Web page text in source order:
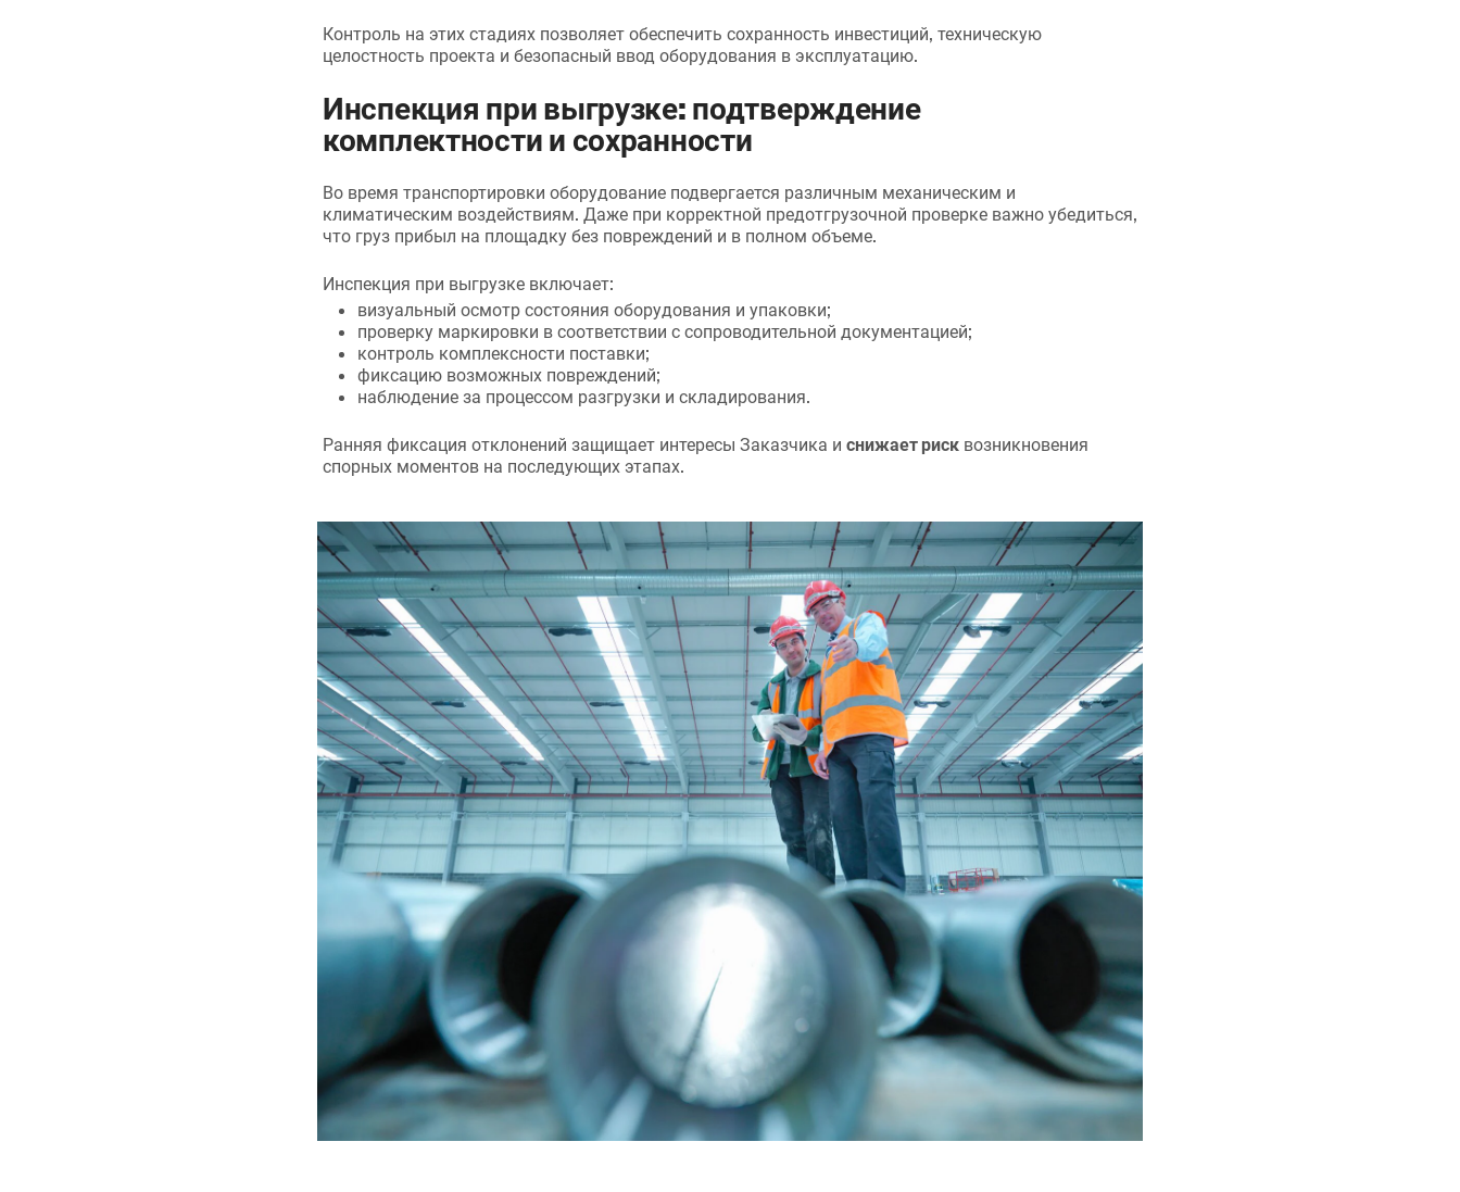
Контроль на этих стадиях позволяет обеспечить сохранность инвестиций, техническую
целостность проекта и безопасный ввод оборудования в эксплуатацию.
Инспекция при выгрузке: подтверждение
комплектности и сохранности
Во время транспортировки оборудование подвергается различным механическим и
климатическим воздействиям. Даже при корректной предотгрузочной проверке важно убедиться,
что груз прибыл на площадку без повреждений и в полном объеме.
Инспекция при выгрузке включает:
визуальный осмотр состояния оборудования и упаковки;
проверку маркировки в соответствии с сопроводительной документацией;
контроль комплексности поставки;
фиксацию возможных повреждений;
наблюдение за процессом разгрузки и складирования.
Ранняя фиксация отклонений защищает интересы Заказчика и снижает риск возникновения
спорных моментов на последующих этапах.